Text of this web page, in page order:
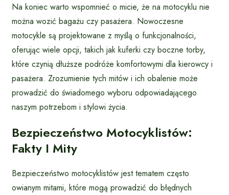
Na koniec warto wspomnieć o micie, że na motocyklu nie
można wozić bagażu czy pasażera. Nowoczesne
motocykle są projektowane z myślą o funkcjonalności,
oferując wiele opcji, takich jak kuferki czy boczne torby,
które czynią dłuższe podróże komfortowymi dla kierowcy i
pasażera. Zrozumienie tych mitów i ich obalenie może
prowadzić do świadomego wyboru odpowiadającego
naszym potrzebom i stylowi życia.
Bezpieczeństwo Motocyklistów:
Fakty I Mity
Bezpieczeństwo motocyklistów jest tematem często
owianym mitami, które mogą prowadzić do błędnych